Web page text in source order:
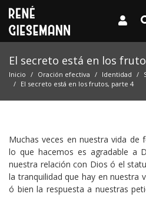
El secreto está en los
Inicio Oración efectiva Identidad
El secreto está en los frutos, parte 4
Muchas veces en nuestra vida de
lo que hacemos es agradable a
nuestra relación con Dios ó el
la tranquilidad que hay en nuestra
ó bien la respuesta a nuestras